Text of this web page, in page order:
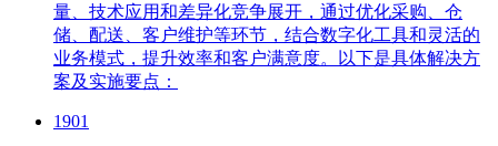
量、技术应用和差异化竞争展开，通过优化采购、仓
储、配送、客户维护等环节，结合数字化工具和灵活的
业务模式，提升效率和客户满意度。以下是具体解决方
案及实施要点：
1901